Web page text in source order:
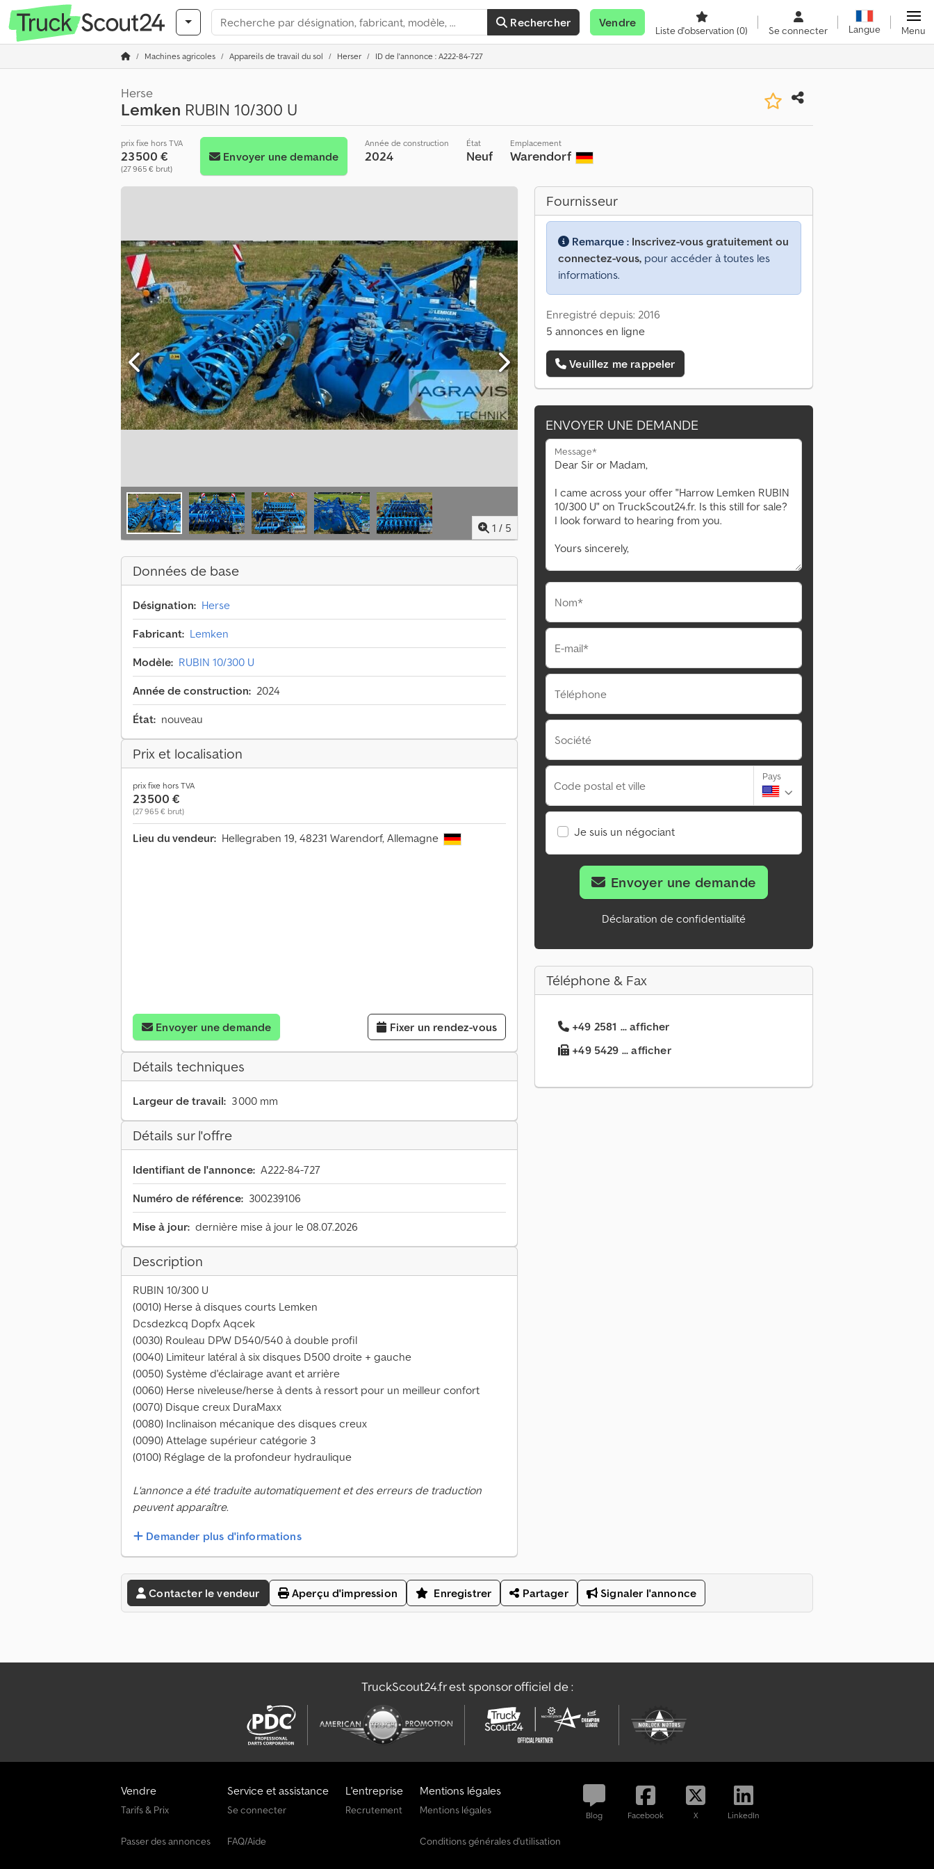
Rechercher Vendre
Liste d'observation (0) Se connecter Langue Menu
Machines agricoles Appareils de travail du sol Herser ID de l'annonce : A222-84-727
Herse
Lemken RUBIN 10/300 U
prix fixe hors TVA
23 500 €
(27 965 € brut)
Envoyer une demande
Année de construction
2024
État
Neuf
Emplacement
Warendorf
1 / 5
Données de base
Désignation: Herse
Fabricant: Lemken
Modèle: RUBIN 10/300 U
Année de construction: 2024
État: nouveau
Prix et localisation
prix fixe hors TVA
23 500 €
(27 965 € brut)
Lieu du vendeur: Hellegraben 19, 48231 Warendorf, Allemagne
Envoyer une demande Fixer un rendez-vous
Détails techniques
Largeur de travail: 3 000 mm
Détails sur l'offre
Identifiant de l'annonce: A222-84-727
Numéro de référence: 300239106
Mise à jour: dernière mise à jour le 08.07.2026
Description
RUBIN 10/300 U
(0010) Herse à disques courts Lemken
Dcsdezkcq Dopfx Aqcek
(0030) Rouleau DPW D540/540 à double profil
(0040) Limiteur latéral à six disques D500 droite + gauche
(0050) Système d'éclairage avant et arrière
(0060) Herse niveleuse/herse à dents à ressort pour un meilleur confort
(0070) Disque creux DuraMaxx
(0080) Inclinaison mécanique des disques creux
(0090) Attelage supérieur catégorie 3
(0100) Réglage de la profondeur hydraulique
L'annonce a été traduite automatiquement et des erreurs de traduction
peuvent apparaître.
Demander plus d'informations
Fournisseur
Remarque : Inscrivez-vous gratuitement ou
connectez-vous, pour accéder à toutes les
informations.
Enregistré depuis: 2016
5 annonces en ligne
Veuillez me rappeler
ENVOYER UNE DEMANDE
Message*
Nom*
E-mail*
Téléphone
Société
Code postal et ville
Pays
Je suis un négociant
Envoyer une demande
Déclaration de confidentialité
Téléphone & Fax
+49 2581 ... afficher
+49 5429 ... afficher
Contacter le vendeur Aperçu d'impression Enregistrer Partager Signaler l'annonce
TruckScout24.fr est sponsor officiel de :
Vendre
Tarifs & Prix
Passer des annonces
Service et assistance
Se connecter
FAQ/Aide
L'entreprise
Recrutement
Mentions légales
Mentions légales
Conditions générales d'utilisation
Blog Facebook X LinkedIn